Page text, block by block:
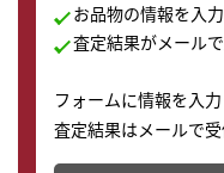
お品物の情報を入
査定結果がメール
フォームに情報を入力
査定結果はメールで
かります。